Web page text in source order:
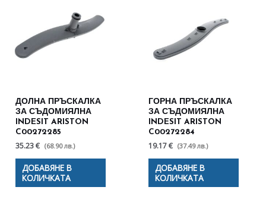
ДОЛНА ПРЪСКАЛКА
ЗА СЪДОМИЯЛНА
INDESIT ARISTON
C00272285
35.23 € (68.90 лв.)
ДОБАВЯНЕ В
КОЛИЧКАТА
ГОРНА ПРЪСКАЛКА
ЗА СЪДОМИЯЛНА
INDESIT ARISTON
C00272284
19.17 € (37.49 лв.)
ДОБАВЯНЕ В
КОЛИЧКАТА